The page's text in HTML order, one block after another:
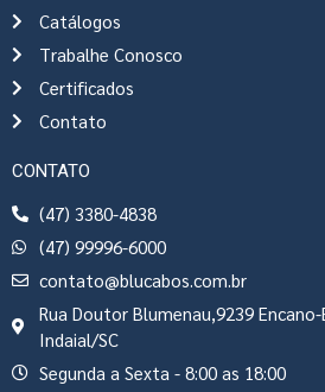
Catálogos
Trabalhe Conosco
Certificados
Contato
CONTATO
(47) 3380-4838
(47) 99996-6000
contato@blucabos.com.br
Rua Doutor Blumenau,9239
Indaial/SC
Segunda a Sexta - 8:00 as 18:00